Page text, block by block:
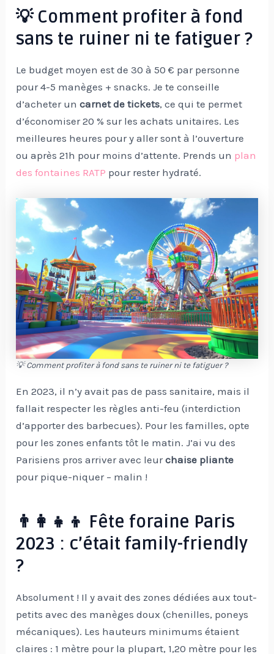
💡 Comment profiter à fond
sans te ruiner ni te fatiguer ?
Le budget moyen est de 30 à 50 € par personne
pour 4-5 manèges + snacks. Je te conseille
d’acheter uncarnet de tickets, ce qui te permet
d’économiser 20 % sur les achats unitaires. Les
meilleures heures pour y aller sont à l’ouverture
ou après 21h pour moins d’attente. Prends un plan
des fontaines RATP pour rester hydraté.
💡 Comment profiter à fond sans te ruiner ni te fatiguer ?
En 2023, il n’y avait pas de pass sanitaire, mais il
fallait respecter les règles anti-feu (interdiction
d’apporter des barbecues). Pour les familles, opte
pour les zones enfants tôt le matin. J’ai vu des
Parisiens pros arriver avec leurchaise pliante
pour pique-niquer – malin !
👨‍👩‍👧‍👦 Fête foraine Paris
2023 : c’était family-friendly
?
Absolument ! Il y avait des zones dédiées aux tout-
petits avec des manèges doux (chenilles, poneys
mécaniques). Les hauteurs minimums étaient
claires : 1 mètre pour la plupart, 1,20 mètre pour les